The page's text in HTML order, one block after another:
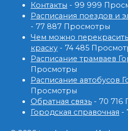
Контакты - 99 999
Расписания поездов и
- 77 887 Просмотры
Чем можно
краску - 74 485
Расписание трамваев
Просмотры
Расписание автобусов
Просмотры
Обратная связь - 70 716
Городская справочная -